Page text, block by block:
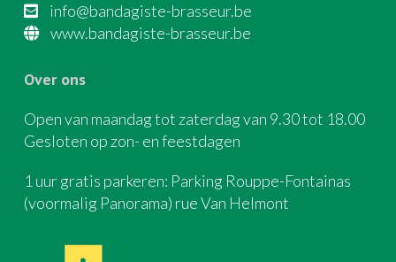
info@bandagiste-brasseur.be
www.bandagiste-brasseur.be
Over ons
Open van maandag tot zaterdag van 9.30 tot 18.00
Gesloten op zon- en feestdagen
1 uur gratis parkeren: Parking Rouppe-Fontainas
(voormalig Panorama) rue Van Helmont